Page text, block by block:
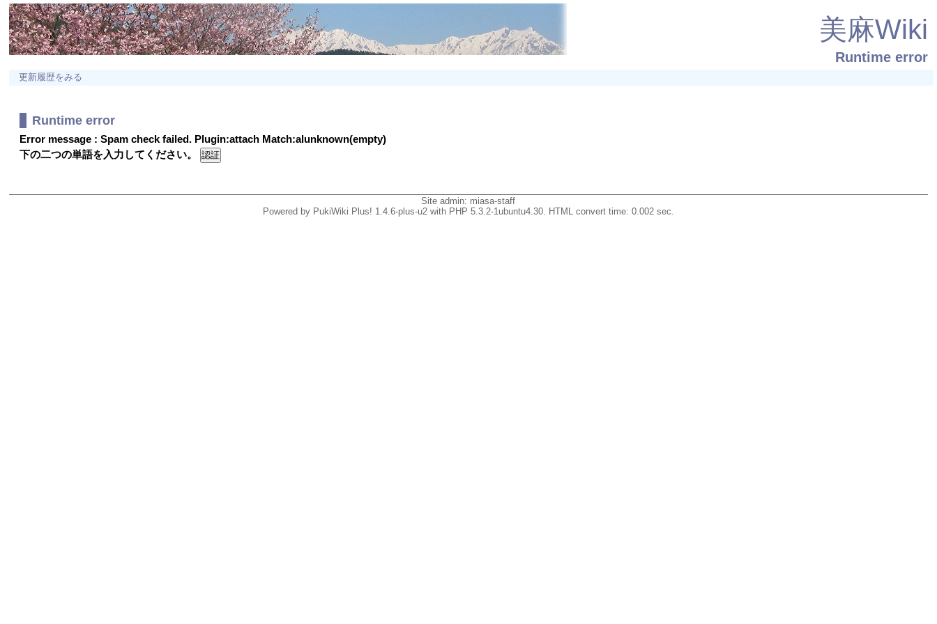
美麻Wiki
Runtime error
更新履歴をみる
Runtime error
Error message : Spam check failed. Plugin:attach Match:alunknown(empty)
下の二つの単語を入力してください。
Site admin: miasa-staff
Powered by PukiWiki Plus! 1.4.6-plus-u2 with PHP 5.3.2-1ubuntu4.30. HTML convert time: 0.002 sec.